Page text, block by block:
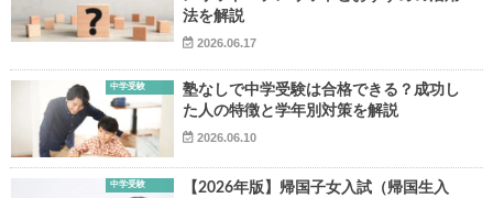
法を解説
2026.06.17
中学受験
塾なしで中学受験は合格できる？成功し
た人の特徴と学年別対策を解説
2026.06.10
中学受験
【2026年版】帰国子女入試（帰国生入